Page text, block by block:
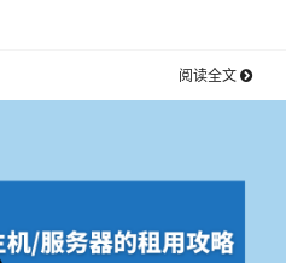
阅读全文